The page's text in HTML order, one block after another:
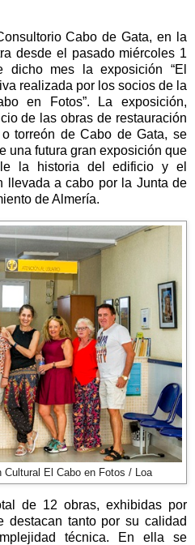
Cabo de Gata, en la
desde el pasado miércoles 1
mes la exposición “El
realizada por los socios de la
en Fotos”. La exposición,
de las obras de restauración
torreón de Cabo de Gata, se
una futura gran exposición que
la historia del edificio y el
llevada a cabo por la Junta de
de Almería.
Cultural El Cabo en Fotos / Loa
de 12 obras, exhibidas por
destacan tanto por su calidad
técnica. En ella se